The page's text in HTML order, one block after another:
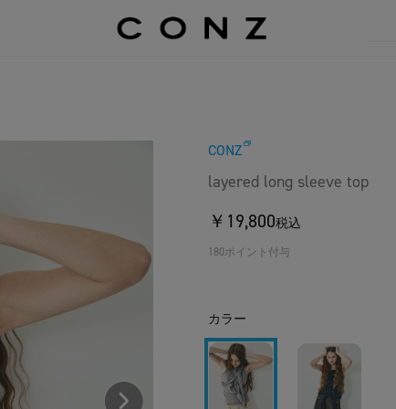
CONZ
layered long sleeve top
￥19,800税込
180ポイント付与
カラー